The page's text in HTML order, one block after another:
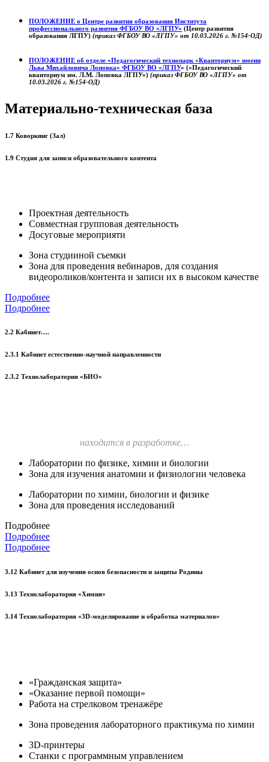
ПОЛОЖЕНИЕ о Центре развития образования Института
профессионального развития ФГБОУ ВО «ЛГПУ» (Центр развития
образования ЛГПУ) (приказ ФГБОУ ВО «ЛГПУ» от 10.03.2026 г. №154-ОД)
ПОЛОЖЕНИЕ об отделе «Педагогический технопарк «Кванториум» имени
Льва Михайловича Лоповка» ФГБОУ ВО «ЛГПУ» («Педагогический
кванториум им. Л.М. Лоповка ЛГПУ») (приказ ФГБОУ ВО «ЛГПУ» от
10.03.2026 г. №154-ОД)
Материально-техническая база
1.7 Коворкинг (Зал)
1.9 Студия для записи образовательного контента
Проектная деятельность
Совместная групповая деятельность
Досуговые мероприяти
Зона студииной съемки
Зона для проведения вебинаров, для создания
видеороликов/контента и записи их в высоком качестве
Подробнее
Подробнее
2.2 Кабинет….
2.3.1 Кабинет естественно-научной направленности
2.3.2 Технолаборатория «БИО»
находится в разработке…
Лаборатории по физике, химии и биологии
Зона для изучения анатомии и физиологии человека
Лаборатории по химии, биологии и физике
Зона для проведения исследований
Подробнее
Подробнее
Подробнее
3.12 Кабинет для изучения основ безопасности и защиты Родины
3.13 Технолаборатория «Химия»
3.14 Технолаборатория «3D-моделирование и обработка материалов»
«Гражданская защита»
«Оказание первой помощи»
Работа на стрелковом тренажёре
Зона проведения лабораторного практикума по химии
3D-принтеры
Станки с программным управлением